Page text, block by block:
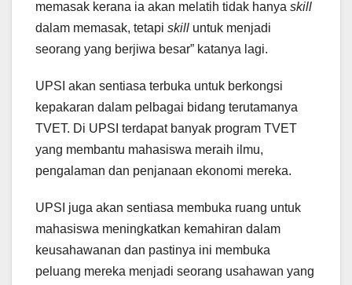
memasak kerana ia akan melatih tidak hanya skill
dalam memasak, tetapi skill untuk menjadi
seorang yang berjiwa besar” katanya lagi.
UPSI akan sentiasa terbuka untuk berkongsi
kepakaran dalam pelbagai bidang terutamanya
TVET. Di UPSI terdapat banyak program TVET
yang membantu mahasiswa meraih ilmu,
pengalaman dan penjanaan ekonomi mereka.
UPSI juga akan sentiasa membuka ruang untuk
mahasiswa meningkatkan kemahiran dalam
keusahawanan dan pastinya ini membuka
peluang mereka menjadi seorang usahawan yang